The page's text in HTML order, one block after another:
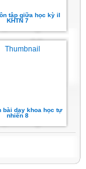
phải được sử
tập giữa học kỳ iI
KHTN 7
bài dạy khoa học tự
nhiên 8